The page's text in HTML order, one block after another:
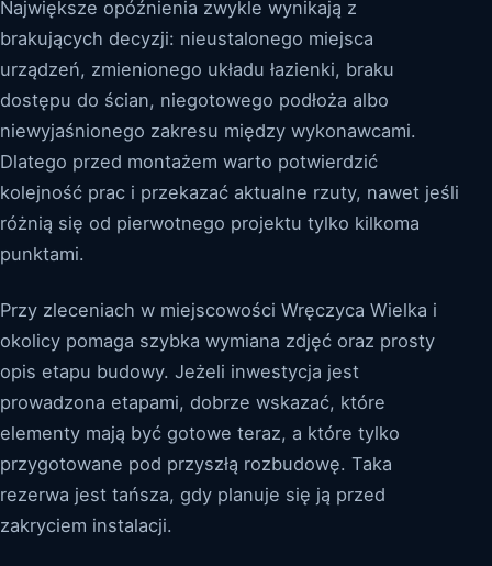
Największe opóźnienia zwykle wynikają z
brakujących decyzji: nieustalonego miejsca
urządzeń, zmienionego układu łazienki, braku
dostępu do ścian, niegotowego podłoża albo
niewyjaśnionego zakresu między wykonawcami.
Dlatego przed montażem warto potwierdzić
kolejność prac i przekazać aktualne rzuty, nawet jeśli
różnią się od pierwotnego projektu tylko kilkoma
punktami.
Przy zleceniach w miejscowości Wręczyca Wielka i
okolicy pomaga szybka wymiana zdjęć oraz prosty
opis etapu budowy. Jeżeli inwestycja jest
prowadzona etapami, dobrze wskazać, które
elementy mają być gotowe teraz, a które tylko
przygotowane pod przyszłą rozbudowę. Taka
rezerwa jest tańsza, gdy planuje się ją przed
zakryciem instalacji.